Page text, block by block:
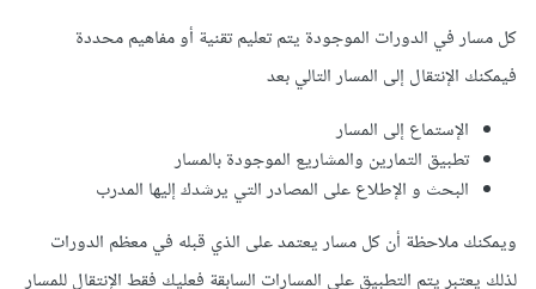
كل مسار في الدورات الموجودة يتم تعليم تقنية أو مفاهيم محددة
فيمكنك الإنتقال إلى المسار التالي بعد
الإستماع إلى المسار
تطبيق التمارين والمشاريع الموجودة بالمسار
البحث و الإطلاع على المصادر التي يرشدك إليها المدرب
ويمكنك ملاحظة أن كل مسار يعتمد على الذي قبله في معظم الدورات
لذلك يعتبر يتم التطبيق على المسارات السابقة فعليك فقط الإنتقال للمسار